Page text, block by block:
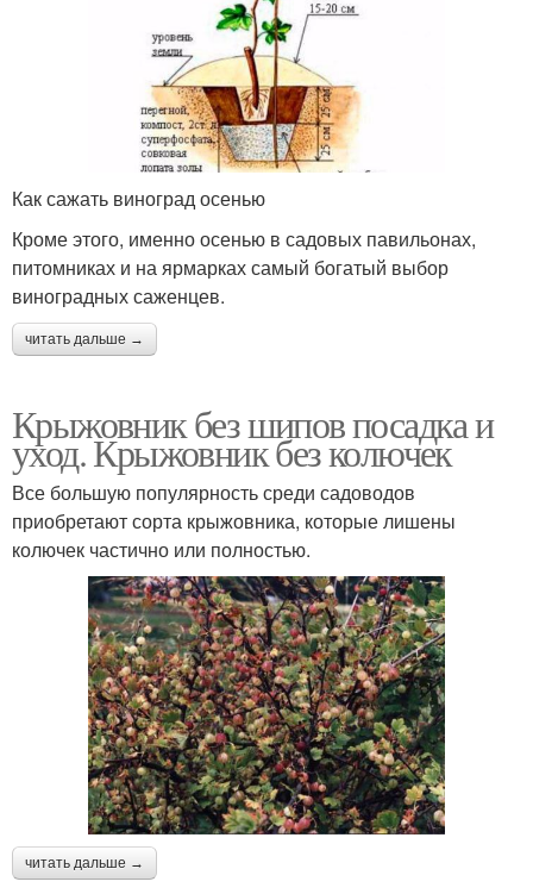
Как сажать виноград осенью
Кроме этого, именно осенью в садовых павильонах,
питомниках и на ярмарках самый богатый выбор
виноградных саженцев.
читать дальше →
Крыжовник без шипов посадка и
уход. Крыжовник без колючек
Все большую популярность среди садоводов
приобретают сорта крыжовника, которые лишены
колючек частично или полностью.
читать дальше →